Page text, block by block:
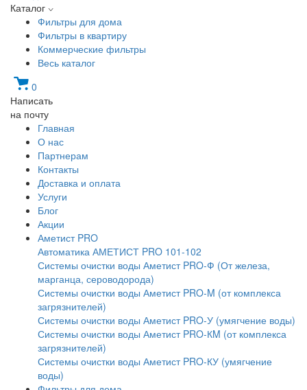
Каталог
Фильтры для дома
Фильтры в квартиру
Коммерческие фильтры
Весь каталог
0
Написать
на почту
Главная
О нас
Партнерам
Контакты
Доставка и оплата
Услуги
Блог
Акции
Аметист PRO
Автоматика АМЕТИСТ PRO 101-102
Системы очистки воды Аметист PRO-Ф (От железа,
марганца, сероводорода)
Системы очистки воды Аметист PRO-M (от комплекса
загрязнителей)
Системы очистки воды Аметист PRO-У (умягчение воды)
Системы очистки воды Аметист PRO-КM (от комплекса
загрязнителей)
Системы очистки воды Аметист PRO-КУ (умягчение
воды)